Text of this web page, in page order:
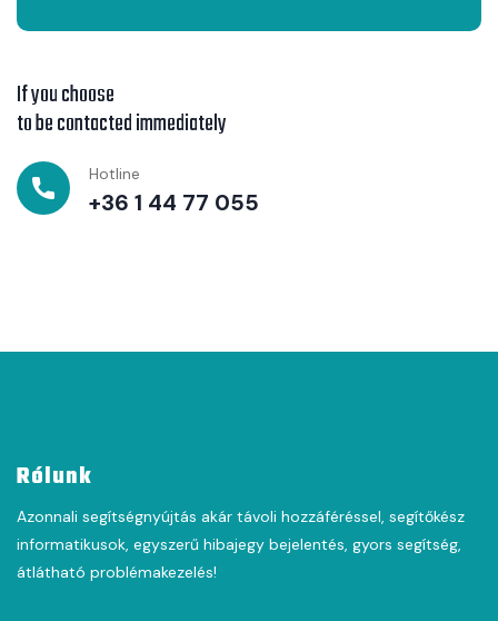
If you choose
to be contacted immediately
Hotline
+36 1 44 77 055
Rólunk
Azonnali segítségnyújtás akár távoli hozzáféréssel, segítőkész
informatikusok, egyszerű hibajegy bejelentés, gyors segítség,
átlátható problémakezelés!